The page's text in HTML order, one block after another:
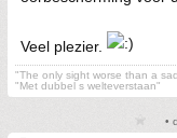
Veel plezier.
"The only sight worse than a
"Met dubbel s welteverstaan"
•